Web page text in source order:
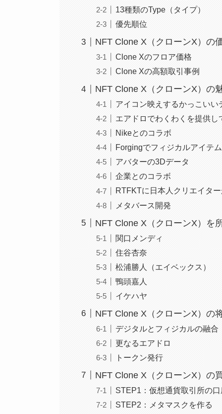
13種類のType（タイプ）
優先順位
NFT Clone X（クローンX）の
Clone Xのフロア価格
Clone Xの高額取引事例
NFT Clone X（クローンX）の
アイコン映えするかっこいい
エアドロでわくわくを提供し
Nikeとのコラボ
Forgingでフィジカルアイテム
アバターの3Dデータ
企業とのコラボ
RTFKTに日本人クリエイタ
メタバース開発
NFT Clone X（クローンX）を
関口メンディ
住谷杏奈
松浦勝人（エイベックス）
鴨頭嘉人
イケハヤ
NFT Clone X（クローンX）の
デジタルとフィジカルの融合
更なるエアドロ
トークン発行
NFT Clone X（クローンX）の
STEP1：仮想通貨取引所の
STEP2：メタマスクを作る